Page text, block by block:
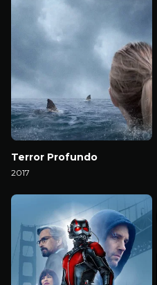
Terror Profundo
2017